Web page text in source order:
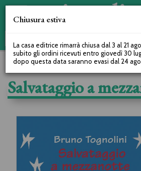
Salvataggio a
Chiusura estiva
La casa editrice rimarrà chiusa dal 3 al 21
subito gli ordini ricevuti entro giovedì 30
dopo questa data saranno evasi dal 24